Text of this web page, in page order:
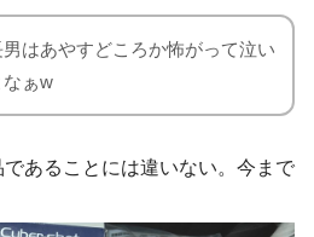
男はあやすどころか怖がって泣い
なぁw
あることには違いない。今まで